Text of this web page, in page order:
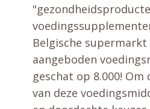
Belgische
aangeboden
geschat op 8.000!
van deze